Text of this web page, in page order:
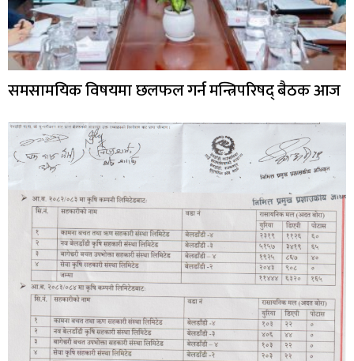
समसामयिक विषयमा छलफल गर्न मन्त्रिपरिषद् बैठक आज